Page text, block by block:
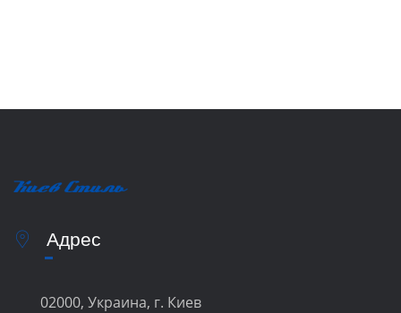
Адрес
02000, Украина, г. Киев